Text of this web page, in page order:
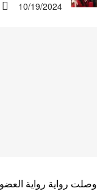
10/19/2024
وصلت رواية رواية